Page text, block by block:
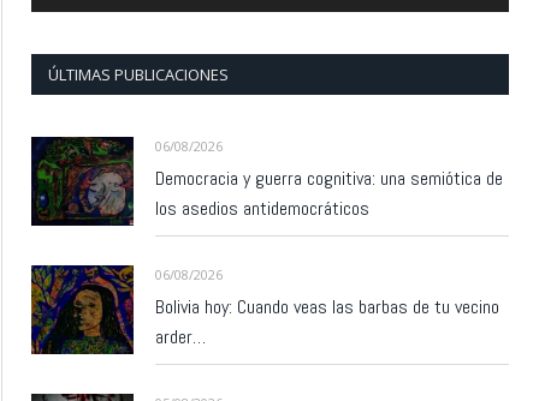
ÚLTIMAS PUBLICACIONES
06/08/2026
Democracia y guerra cognitiva: una semiótica de
los asedios antidemocráticos
06/08/2026
Bolivia hoy: Cuando veas las barbas de tu vecino
arder…